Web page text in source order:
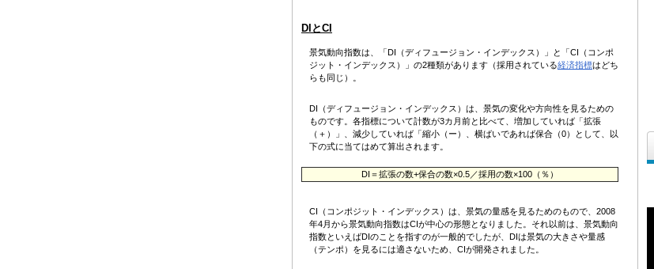
DIとCI
景気動向指数は、「DI（ディフュージョン・インデックス）」と「CI（コンポ
ジット・インデックス）」の2種類があります（採用されている経済指標はどち
らも同じ）。
DI（ディフュージョン・インデックス）は、景気の変化や方向性を見るための
ものです。各指標について計数が3カ月前と比べて、増加していれば「拡張
（＋）」、減少していれば「縮小（ー）、横ばいであれば保合（0）として、以
下の式に当てはめて算出されます。
DI＝拡張の数+保合の数×0.5／採用の数×100（％）
CI（コンポジット・インデックス）は、景気の量感を見るためのもので、2008
年4月から景気動向指数はCIが中心の形態となりました。それ以前は、景気動向
指数といえばDIのことを指すのが一般的でしたが、DIは景気の大きさや量感
（テンポ）を見るには適さないため、CIが開発されました。